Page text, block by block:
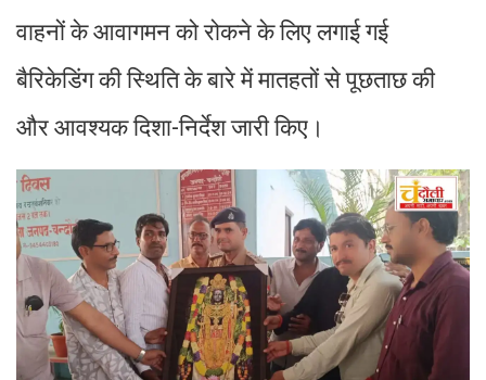
वाहनों के आवागमन को रोकने के लिए लगाई गई
बैरिकेडिंग की स्थिति के बारे में मातहतों से पूछताछ की
और आवश्यक दिशा-निर्देश जारी किए।